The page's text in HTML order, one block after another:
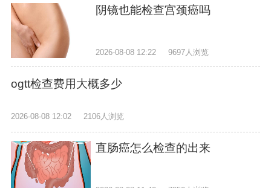
阴镜也能检查宫颈癌吗
2026-08-08 12:22 9697人浏览
ogtt检查费用大概多少
2026-08-08 12:02 2106人浏览
直肠癌怎么检查的出来